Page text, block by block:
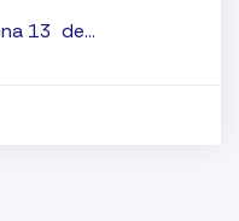
13 de…